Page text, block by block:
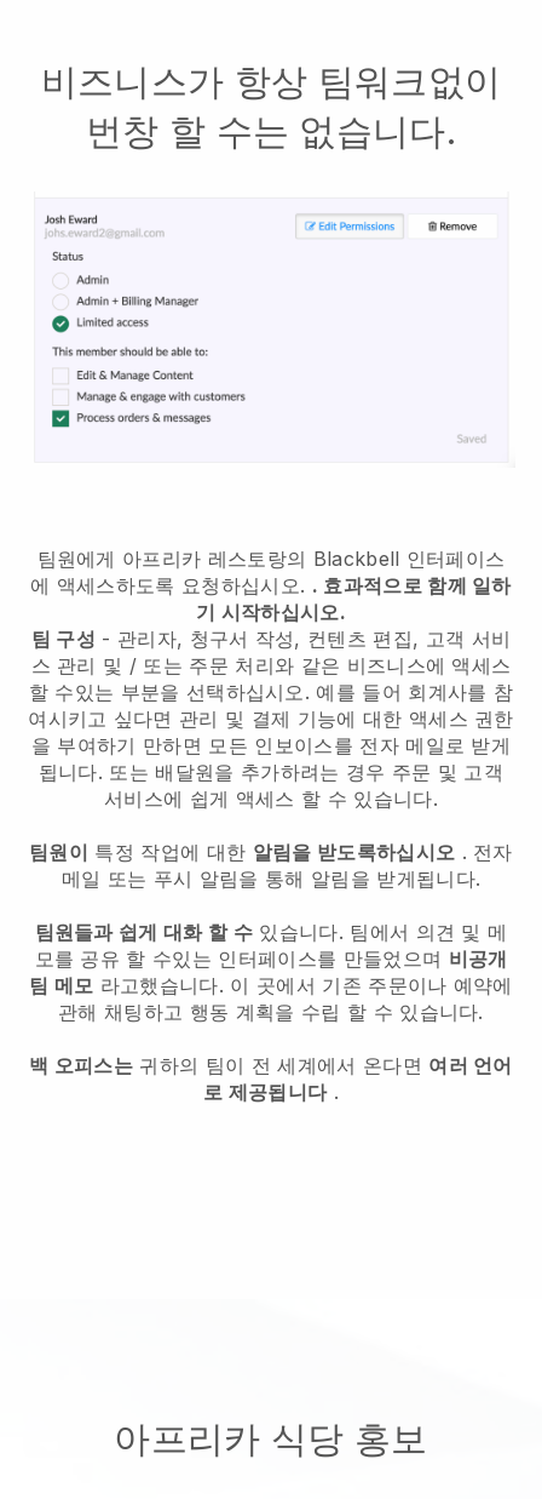
비즈니스가 항상 팀워크없이
번창 할 수는 없습니다.
팀원에게 아프리카 레스토랑의 Blackbell 인터페이스
에 액세스하도록 요청하십시오. . 효과적으로 함께 일하
기 시작하십시오.
팀 구성 - 관리자, 청구서 작성, 컨텐츠 편집, 고객 서비
스 관리 및 / 또는 주문 처리와 같은 비즈니스에 액세스
할 수있는 부분을 선택하십시오. 예를 들어 회계사를 참
여시키고 싶다면 관리 및 결제 기능에 대한 액세스 권한
을 부여하기 만하면 모든 인보이스를 전자 메일로 받게
됩니다. 또는 배달원을 추가하려는 경우 주문 및 고객
서비스에 쉽게 액세스 할 수 있습니다.
팀원이 특정 작업에 대한 알림을 받도록하십시오 . 전자
메일 또는 푸시 알림을 통해 알림을 받게됩니다.
팀원들과 쉽게 대화 할 수 있습니다. 팀에서 의견 및 메
모를 공유 할 수있는 인터페이스를 만들었으며 비공개
팀 메모 라고했습니다. 이 곳에서 기존 주문이나 예약에
관해 채팅하고 행동 계획을 수립 할 수 있습니다.
백 오피스는 귀하의 팀이 전 세계에서 온다면 여러 언어
로 제공됩니다.
아프리카 식당 홍보